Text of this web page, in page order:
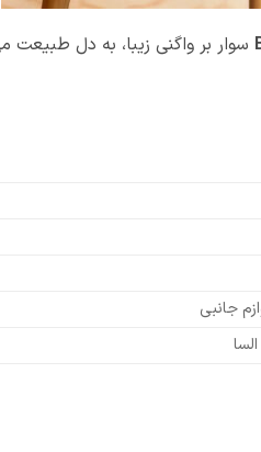
سوار بر واگنی زیبا، به دل
جانبی